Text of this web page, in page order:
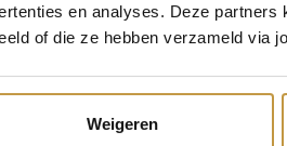
en analyses. Deze partners
of die ze hebben verzameld via
Weigeren
129,00